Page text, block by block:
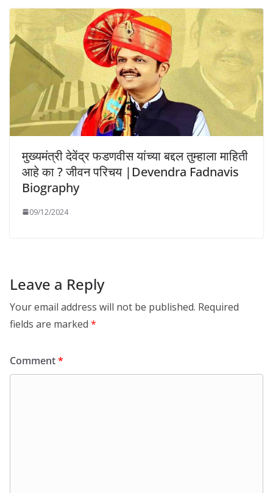
मुख्यमंत्री देवेंद्र फडणवीस यांच्या बद्दल तुम्हाला माहिती
आहे का ? जीवन परिचय |Devendra Fadnavis
Biography
09/12/2024
Leave a Reply
Your email address will not be published. Required
fields are marked *
Comment*